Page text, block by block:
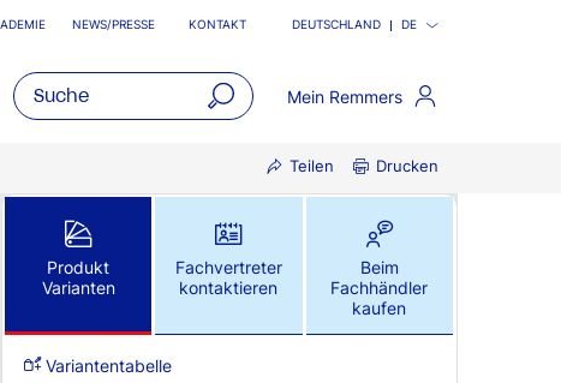
NEWS/PRESSE KONTAKT DEUTSCHLAND DE
Mein Remmers
Teilen Drucken
Produkt
Varianten
Fachvertreter
kontaktieren
Beim
Fachhändler
kaufen
Variantentabelle